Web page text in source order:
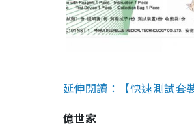
延伸閱讀：【快速測試
億世家